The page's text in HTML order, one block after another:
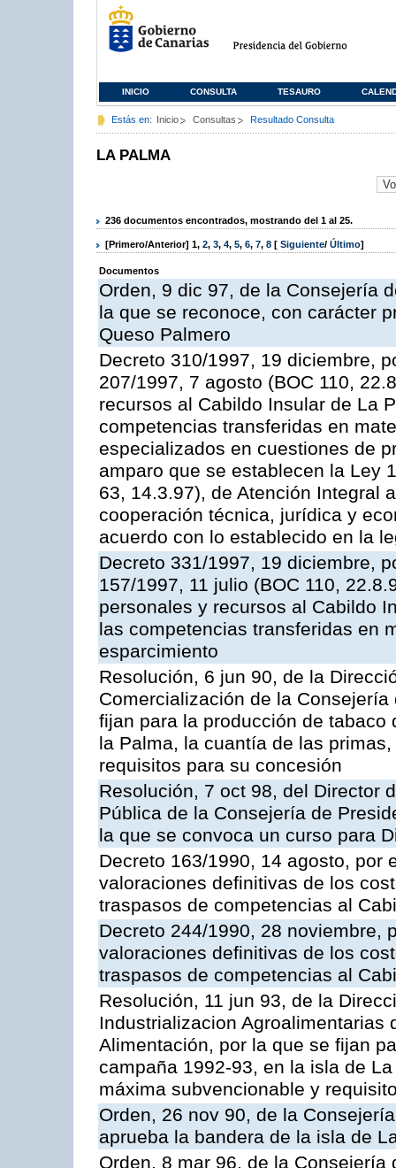
INICIO CONSULTA TESAURO
Estás en: Inicio Consultas Resultado Consulta
LA PALMA
236 documentos encontrados, mostrando del 1 al 25.
[Primero/Anterior] 1, 2, 3, 4, 5, 6, 7, 8 [ Siguiente/ Último]
Documentos
Orden, 9 dic 97, de la Consejería
la que se reconoce, con carácter
Queso Palmero
Decreto 310/1997, 19 diciembre,
207/1997, 7 agosto (BOC 110,
recursos al Cabildo Insular de La
competencias transferidas en
especializados en cuestiones de
amparo que se establecen la Ley
63, 14.3.97), de Atención Integral
cooperación técnica, jurídica y
acuerdo con lo establecido en la
Decreto 331/1997, 19 diciembre,
157/1997, 11 julio (BOC 110,
personales y recursos al Cabildo
las competencias transferidas en
esparcimiento
Resolución, 6 jun 90, de la
Comercialización de la
fijan para la producción de
la Palma, la cuantía de las
requisitos para su concesión
Resolución, 7 oct 98, del Director
Pública de la Consejería de
la que se convoca un curso para
Decreto 163/1990, 14 agosto, por
valoraciones definitivas de los
traspasos de competencias al
Decreto 244/1990, 28 noviembre,
valoraciones definitivas de los
traspasos de competencias al
Resolución, 11 jun 93, de la
Industrializacion Agroalimentarias
Alimentación, por la que se fijan
campaña 1992-93, en la isla de
máxima subvencionable y
Orden, 26 nov 90, de la
aprueba la bandera de la isla de
Orden, 8 mar 96, de la